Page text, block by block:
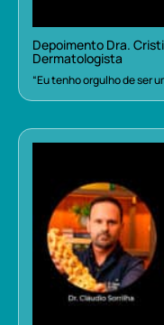
Depoimento Dra.
Dermatologista
“Eu tenho orgulho de ser